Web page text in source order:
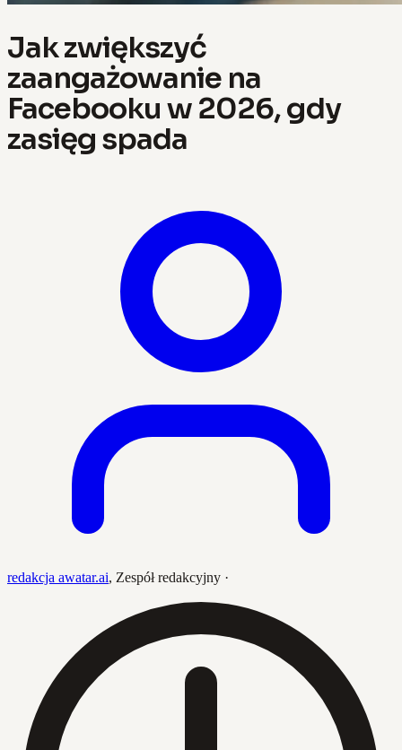
Jak zwiększyć
zaangażowanie na
Facebooku w 2026, gdy
zasięg spada
redakcja awatar.ai, Zespół redakcyjny ·